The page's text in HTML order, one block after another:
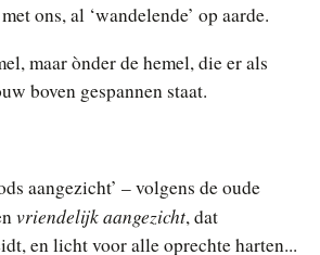
ons, al ‘wandelende’ op aarde.
maar ònder de hemel, die er als
boven gespannen staat.
aangezicht’ – volgens de oude
vriendelijk aangezicht, dat
en licht voor alle oprechte harten...